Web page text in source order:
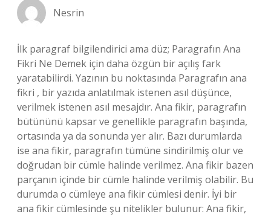
Nesrin
İlk paragraf bilgilendirici ama düz; Paragrafın Ana
Fikri Ne Demek için daha özgün bir açılış fark
yaratabilirdi. Yazının bu noktasında Paragrafın ana
fikri , bir yazıda anlatılmak istenen asıl düşünce,
verilmek istenen asıl mesajdır. Ana fikir, paragrafın
bütününü kapsar ve genellikle paragrafın başında,
ortasında ya da sonunda yer alır. Bazı durumlarda
ise ana fikir, paragrafın tümüne sindirilmiş olur ve
doğrudan bir cümle halinde verilmez. Ana fikir bazen
parçanın içinde bir cümle halinde verilmiş olabilir. Bu
durumda o cümleye ana fikir cümlesi denir. İyi bir
ana fikir cümlesinde şu nitelikler bulunur: Ana fikir,